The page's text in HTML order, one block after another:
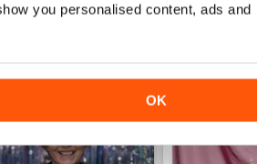
you personalised content, ads and
OK